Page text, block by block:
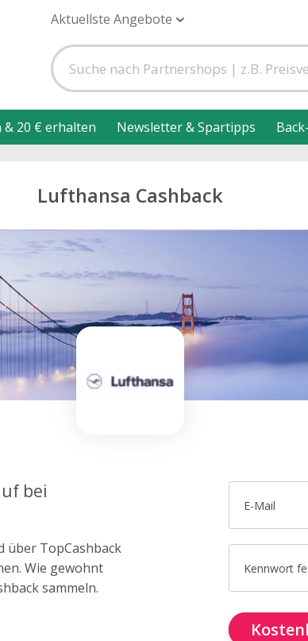
Aktuellste Angebote
& 20 € erhalten Newsletter & Spartipps
Lufthansa Cashback
bei
über TopCashback
Wie gewohnt
sammeln.
E-Mail
Kennwort